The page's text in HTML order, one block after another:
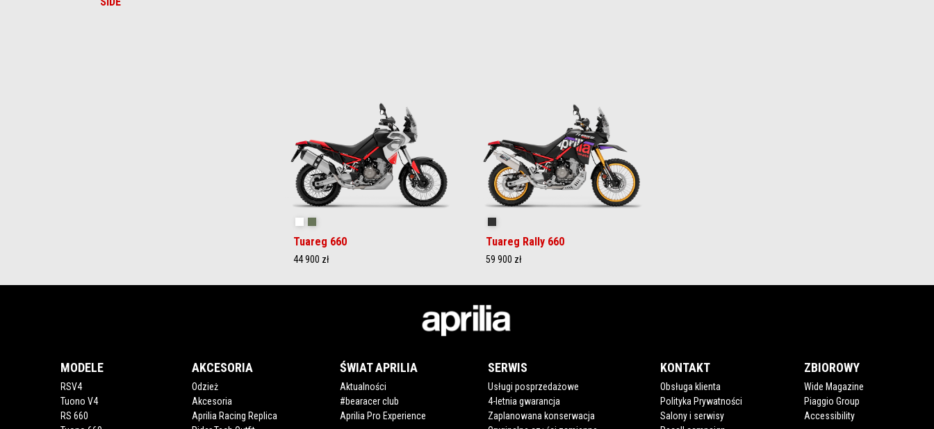
Tuareg 660
44 900 zł
Tuareg Rally 660
59 900 zł
MODELE
RSV4
Tuono V4
RS 660
AKCESORIA
Odzież
Akcesoria
Aprilia Racing Replica
ŚWIAT APRILIA
Aktualności
#bearacer club
Aprilia Pro Experience
SERWIS
Usługi posprzedażowe
4-letnia gwarancja
Zaplanowana konserwacja
KONTAKT
Obsługa klienta
Polityka Prywatności
Salony i serwisy
ZBIOROWY
Wide Magazine
Piaggio Group
Accessibility